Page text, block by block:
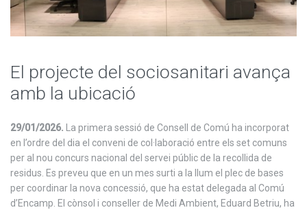
El projecte del sociosanitari avança
amb la ubicació
29/01/2026. La primera sessió de Consell de Comú ha incorporat
en l’ordre del dia el conveni de col·laboració entre els set comuns
per al nou concurs nacional del servei públic de la recollida de
residus. Es preveu que en un mes surti a la llum el plec de bases
per coordinar la nova concessió, que ha estat delegada al Comú
d’Encamp. El cònsol i conseller de Medi Ambient, Eduard Betriu, ha